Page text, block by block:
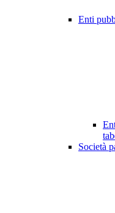
Enti
Società